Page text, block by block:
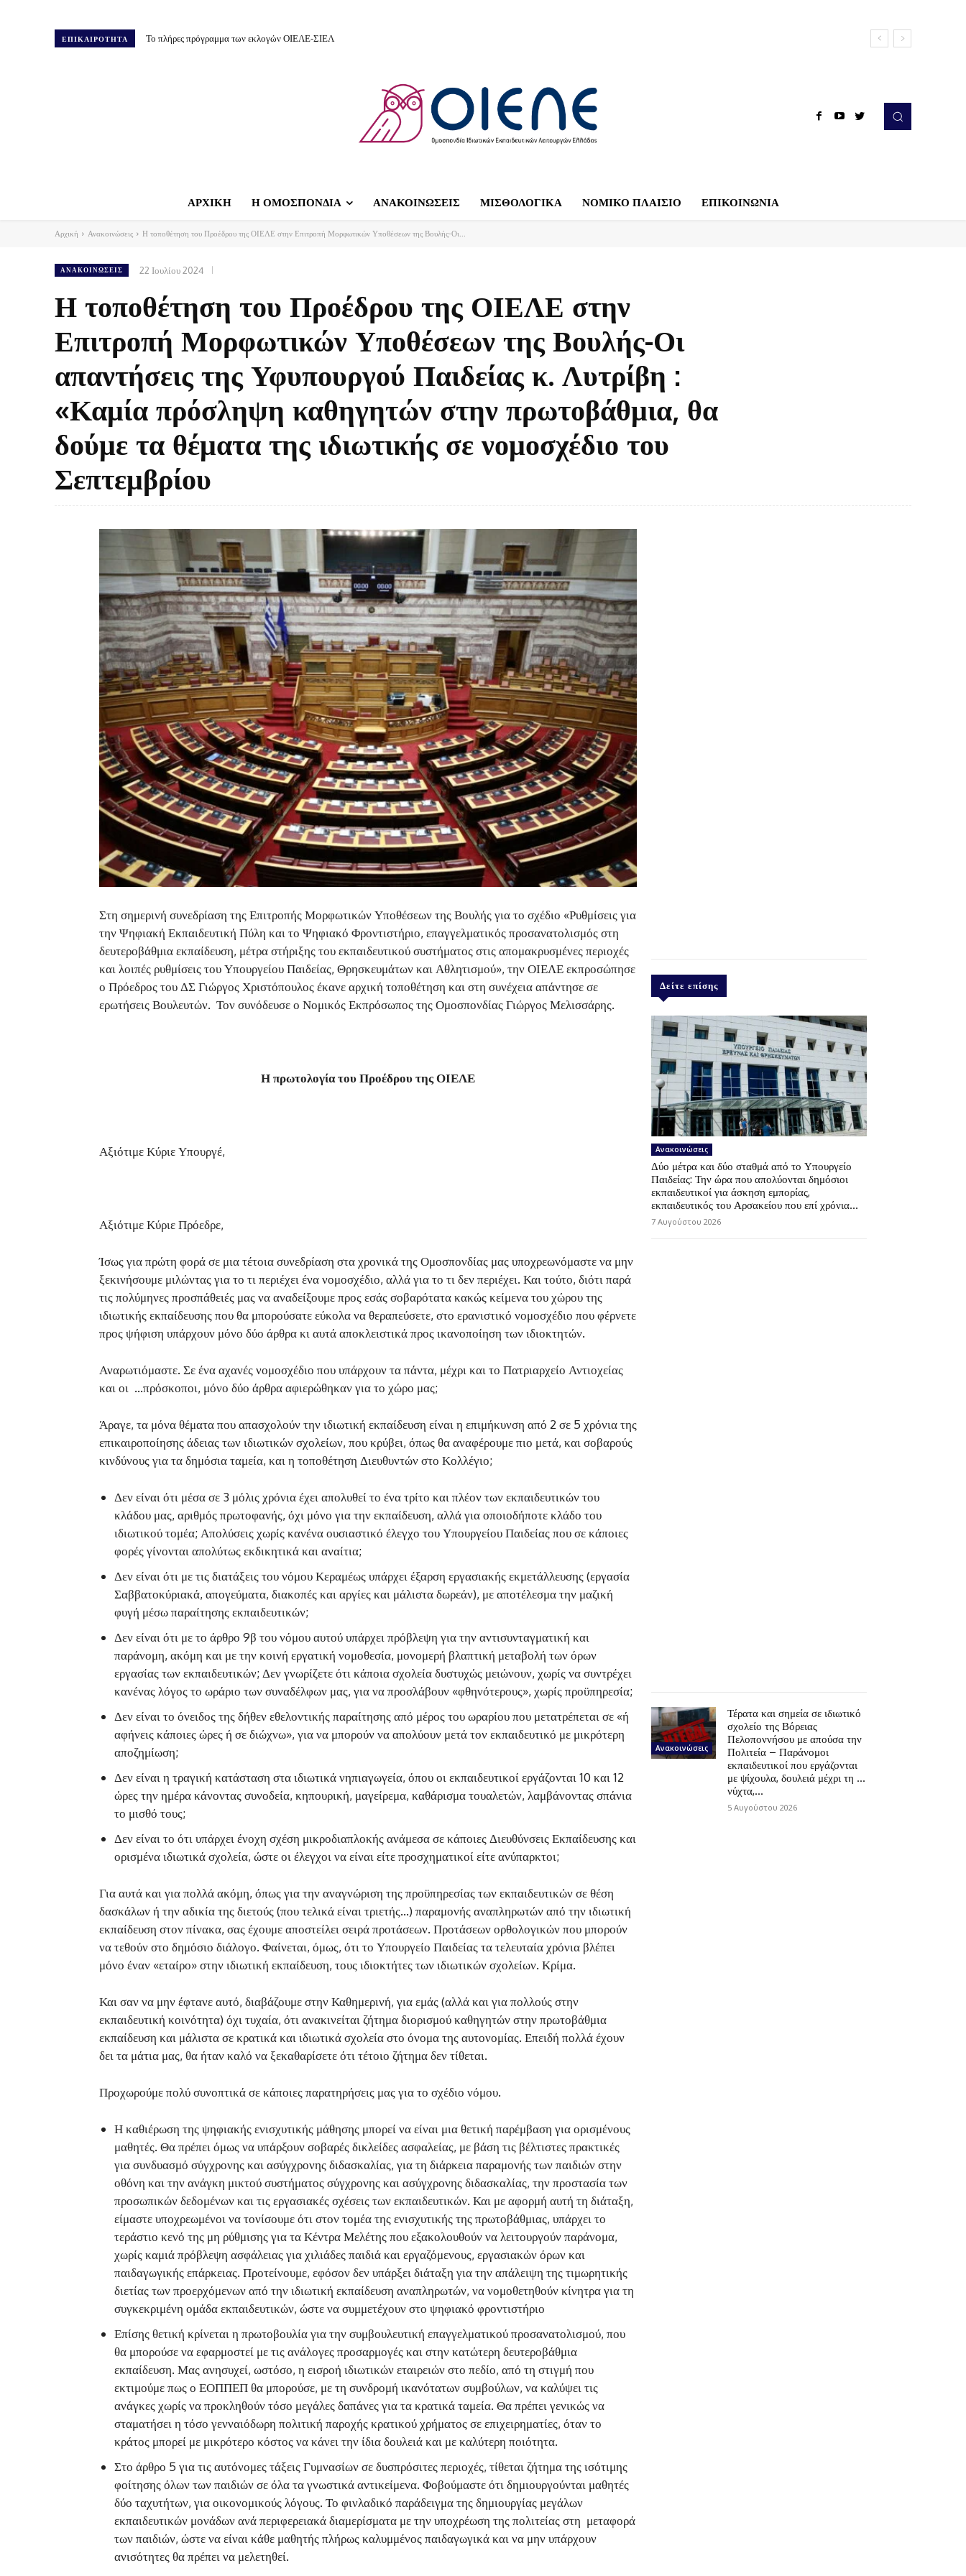
ΕΠΙΚΑΙΡΟΤΗΤΑ Το πλήρες πρόγραμμα των εκλογών ΟΙΕΛΕ-ΣΙΕΛ
ΑΡΧΙΚΗ Η ΟΜΟΣΠΟΝΔΙΑ ΑΝΑΚΟΙΝΩΣΕΙΣ ΜΙΣΘΟΛΟΓΙΚΑ ΝΟΜΙΚΟ ΠΛΑΙΣΙΟ ΕΠΙΚΟΙΝΩΝΙΑ
Αρχική Ανακοινώσεις Η τοποθέτηση του Προέδρου της ΟΙΕΛΕ στην Επιτροπή Μορφωτικών Υποθέσεων της Βουλής-Οι...
ΑΝΑΚΟΙΝΏΣΕΙΣ 22 Ιουλίου 2024
Η τοποθέτηση του Προέδρου της ΟΙΕΛΕ στην
Επιτροπή Μορφωτικών Υποθέσεων της Βουλής-Οι
απαντήσεις της Υφυπουργού Παιδείας κ. Λυτρίβη :
«Καμία πρόσληψη καθηγητών στην πρωτοβάθμια, θα
δούμε τα θέματα της ιδιωτικής σε νομοσχέδιο του
Σεπτεμβρίου
Στη σημερινή συνεδρίαση της Επιτροπής Μορφωτικών Υποθέσεων της Βουλής για το σχέδιο «Ρυθμίσεις για
την Ψηφιακή Εκπαιδευτική Πύλη και το Ψηφιακό Φροντιστήριο, επαγγελματικός προσανατολισμός στη
δευτεροβάθμια εκπαίδευση, μέτρα στήριξης του εκπαιδευτικού συστήματος στις απομακρυσμένες περιοχές
και λοιπές ρυθμίσεις του Υπουργείου Παιδείας, Θρησκευμάτων και Αθλητισμού», την ΟΙΕΛΕ εκπροσώπησε
ο Πρόεδρος του ΔΣ Γιώργος Χριστόπουλος έκανε αρχική τοποθέτηση και στη συνέχεια απάντησε σε
ερωτήσεις Βουλευτών. Τον συνόδευσε ο Νομικός Εκπρόσωπος της Ομοσπονδίας Γιώργος Μελισσάρης.
Η πρωτολογία του Προέδρου της ΟΙΕΛΕ
Αξιότιμε Κύριε Υπουργέ,
Αξιότιμε Κύριε Πρόεδρε,
Ίσως για πρώτη φορά σε μια τέτοια συνεδρίαση στα χρονικά της Ομοσπονδίας μας υποχρεωνόμαστε να μην
ξεκινήσουμε μιλώντας για το τι περιέχει ένα νομοσχέδιο, αλλά για το τι δεν περιέχει. Και τούτο, διότι παρά
τις πολύμηνες προσπάθειές μας να αναδείξουμε προς εσάς σοβαρότατα κακώς κείμενα του χώρου της
ιδιωτικής εκπαίδευσης που θα μπορούσατε εύκολα να θεραπεύσετε, στο ερανιστικό νομοσχέδιο που φέρνετε
προς ψήφιση υπάρχουν μόνο δύο άρθρα κι αυτά αποκλειστικά προς ικανοποίηση των ιδιοκτητών.
Αναρωτιόμαστε. Σε ένα αχανές νομοσχέδιο που υπάρχουν τα πάντα, μέχρι και το Πατριαρχείο Αντιοχείας
και οι …πρόσκοποι, μόνο δύο άρθρα αφιερώθηκαν για το χώρο μας;
Άραγε, τα μόνα θέματα που απασχολούν την ιδιωτική εκπαίδευση είναι η επιμήκυνση από 2 σε 5 χρόνια της
επικαιροποίησης άδειας των ιδιωτικών σχολείων, που κρύβει, όπως θα αναφέρουμε πιο μετά, και σοβαρούς
κινδύνους για τα δημόσια ταμεία, και η τοποθέτηση Διευθυντών στο Κολλέγιο;
Δεν είναι ότι μέσα σε 3 μόλις χρόνια έχει απολυθεί το ένα τρίτο και πλέον των εκπαιδευτικών του
κλάδου μας, αριθμός πρωτοφανής, όχι μόνο για την εκπαίδευση, αλλά για οποιοδήποτε κλάδο του
ιδιωτικού τομέα; Απολύσεις χωρίς κανένα ουσιαστικό έλεγχο του Υπουργείου Παιδείας που σε κάποιες
φορές γίνονται απολύτως εκδικητικά και αναίτια;
Δεν είναι ότι με τις διατάξεις του νόμου Κεραμέως υπάρχει έξαρση εργασιακής εκμετάλλευσης (εργασία
Σαββατοκύριακά, απογεύματα, διακοπές και αργίες και μάλιστα δωρεάν), με αποτέλεσμα την μαζική
φυγή μέσω παραίτησης εκπαιδευτικών;
Δεν είναι ότι με το άρθρο 9β του νόμου αυτού υπάρχει πρόβλεψη για την αντισυνταγματική και
παράνομη, ακόμη και με την κοινή εργατική νομοθεσία, μονομερή βλαπτική μεταβολή των όρων
εργασίας των εκπαιδευτικών; Δεν γνωρίζετε ότι κάποια σχολεία δυστυχώς μειώνουν, χωρίς να συντρέχει
κανένας λόγος το ωράριο των συναδέλφων μας, για να προσλάβουν «φθηνότερους», χωρίς προϋπηρεσία;
Δεν είναι το όνειδος της δήθεν εθελοντικής παραίτησης από μέρος του ωραρίου που μετατρέπεται σε «ή
αφήνεις κάποιες ώρες ή σε διώχνω», για να μπορούν να απολύουν μετά τον εκπαιδευτικό με μικρότερη
αποζημίωση;
Δεν είναι η τραγική κατάσταση στα ιδιωτικά νηπιαγωγεία, όπου οι εκπαιδευτικοί εργάζονται 10 και 12
ώρες την ημέρα κάνοντας συνοδεία, κηπουρική, μαγείρεμα, καθάρισμα τουαλετών, λαμβάνοντας σπάνια
το μισθό τους;
Δεν είναι το ότι υπάρχει ένοχη σχέση μικροδιαπλοκής ανάμεσα σε κάποιες Διευθύνσεις Εκπαίδευσης και
ορισμένα ιδιωτικά σχολεία, ώστε οι έλεγχοι να είναι είτε προσχηματικοί είτε ανύπαρκτοι;
Για αυτά και για πολλά ακόμη, όπως για την αναγνώριση της προϋπηρεσίας των εκπαιδευτικών σε θέση
δασκάλων ή την αδικία της διετούς (που τελικά είναι τριετής…) παραμονής αναπληρωτών από την ιδιωτική
εκπαίδευση στον πίνακα, σας έχουμε αποστείλει σειρά προτάσεων. Προτάσεων ορθολογικών που μπορούν
να τεθούν στο δημόσιο διάλογο. Φαίνεται, όμως, ότι το Υπουργείο Παιδείας τα τελευταία χρόνια βλέπει
μόνο έναν «εταίρο» στην ιδιωτική εκπαίδευση, τους ιδιοκτήτες των ιδιωτικών σχολείων. Κρίμα.
Και σαν να μην έφτανε αυτό, διαβάζουμε στην Καθημερινή, για εμάς (αλλά και για πολλούς στην
εκπαιδευτική κοινότητα) όχι τυχαία, ότι ανακινείται ζήτημα διορισμού καθηγητών στην πρωτοβάθμια
εκπαίδευση και μάλιστα σε κρατικά και ιδιωτικά σχολεία στο όνομα της αυτονομίας. Επειδή πολλά έχουν
δει τα μάτια μας, θα ήταν καλό να ξεκαθαρίσετε ότι τέτοιο ζήτημα δεν τίθεται.
Προχωρούμε πολύ συνοπτικά σε κάποιες παρατηρήσεις μας για το σχέδιο νόμου.
Η καθιέρωση της ψηφιακής ενισχυτικής μάθησης μπορεί να είναι μια θετική παρέμβαση για ορισμένους
μαθητές. Θα πρέπει όμως να υπάρξουν σοβαρές δικλείδες ασφαλείας, με βάση τις βέλτιστες πρακτικές
για συνδυασμό σύγχρονης και ασύγχρονης διδασκαλίας, για τη διάρκεια παραμονής των παιδιών στην
οθόνη και την ανάγκη μικτού συστήματος σύγχρονης και ασύγχρονης διδασκαλίας, την προστασία των
προσωπικών δεδομένων και τις εργασιακές σχέσεις των εκπαιδευτικών. Και με αφορμή αυτή τη διάταξη,
είμαστε υποχρεωμένοι να τονίσουμε ότι στον τομέα της ενισχυτικής της πρωτοβάθμιας, υπάρχει το
τεράστιο κενό της μη ρύθμισης για τα Κέντρα Μελέτης που εξακολουθούν να λειτουργούν παράνομα,
χωρίς καμιά πρόβλεψη ασφάλειας για χιλιάδες παιδιά και εργαζόμενους, εργασιακών όρων και
παιδαγωγικής επάρκειας. Προτείνουμε, εφόσον δεν υπάρξει διάταξη για την απάλειψη της τιμωρητικής
διετίας των προερχόμενων από την ιδιωτική εκπαίδευση αναπληρωτών, να νομοθετηθούν κίνητρα για τη
συγκεκριμένη ομάδα εκπαιδευτικών, ώστε να συμμετέχουν στο ψηφιακό φροντιστήριο
Επίσης θετική κρίνεται η πρωτοβουλία για την συμβουλευτική επαγγελματικού προσανατολισμού, που
θα μπορούσε να εφαρμοστεί με τις ανάλογες προσαρμογές και στην κατώτερη δευτεροβάθμια
εκπαίδευση. Μας ανησυχεί, ωστόσο, η εισροή ιδιωτικών εταιρειών στο πεδίο, από τη στιγμή που
εκτιμούμε πως ο ΕΟΠΠΕΠ θα μπορούσε, με τη συνδρομή ικανότατων συμβούλων, να καλύψει τις
ανάγκες χωρίς να προκληθούν τόσο μεγάλες δαπάνες για τα κρατικά ταμεία. Θα πρέπει γενικώς να
σταματήσει η τόσο γενναιόδωρη πολιτική παροχής κρατικού χρήματος σε επιχειρηματίες, όταν το
κράτος μπορεί με μικρότερο κόστος να κάνει την ίδια δουλειά και με καλύτερη ποιότητα.
Στο άρθρο 5 για τις αυτόνομες τάξεις Γυμνασίων σε δυσπρόσιτες περιοχές, τίθεται ζήτημα της ισότιμης
φοίτησης όλων των παιδιών σε όλα τα γνωστικά αντικείμενα. Φοβούμαστε ότι δημιουργούνται μαθητές
δύο ταχυτήτων, για οικονομικούς λόγους. Το φινλαδικό παράδειγμα της δημιουργίας μεγάλων
εκπαιδευτικών μονάδων ανά περιφερειακά διαμερίσματα με την υποχρέωση της πολιτείας στη μεταφορά
των παιδιών, ώστε να είναι κάθε μαθητής πλήρως καλυμμένος παιδαγωγικά και να μην υπάρχουν
ανισότητες θα πρέπει να μελετηθεί.
Δείτε επίσης
Ανακοινώσεις
Δύο μέτρα και δύο σταθμά από το Υπουργείο
Παιδείας: Την ώρα που απολύονται δημόσιοι
εκπαιδευτικοί για άσκηση εμπορίας,
εκπαιδευτικός του Αρσακείου που επί χρόνια...
7 Αυγούστου 2026
Ανακοινώσεις
Τέρατα και σημεία σε ιδιωτικό
σχολείο της Βόρειας
Πελοποννήσου με απούσα την
Πολιτεία – Παράνομοι
εκπαιδευτικοί που εργάζονται
με ψίχουλα, δουλειά μέχρι τη …
νύχτα,...
5 Αυγούστου 2026